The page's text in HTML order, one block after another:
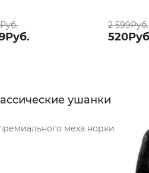
2 599Руб.
ушанки
меха норки